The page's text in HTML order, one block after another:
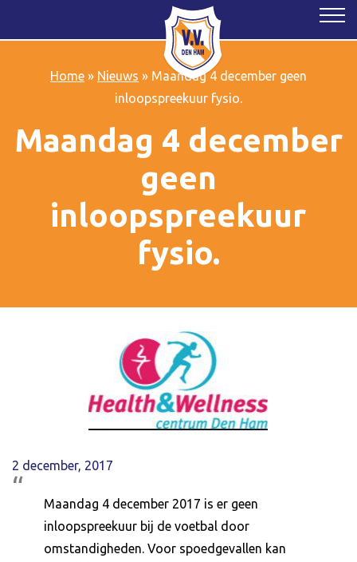
Home» Nieuws » Maandag 4 december geen
inloopspreekuur fysio.
Maandag 4 december
geen
inloopspreekuur
fysio.
2 december, 2017
Maandag 4 december 2017 is er geen
inloopspreekuur bij de voetbal door
omstandigheden. Voor spoedgevallen kan